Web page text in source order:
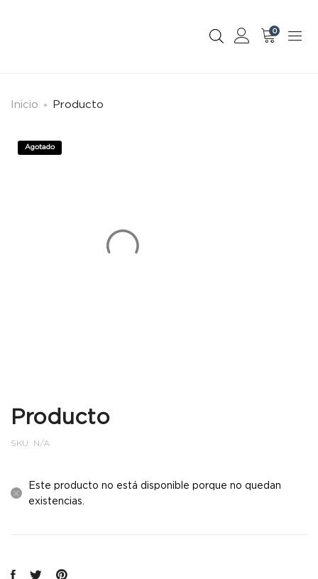
0
Inicio Producto
Agotado
Producto
SKU: N/A
Este producto no está disponible porque no quedan
existencias.